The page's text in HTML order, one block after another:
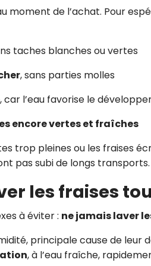
moment de l’achat. Pour
taches blanches ou vertes
, sans parties molles
, car l’eau favorise le
encore vertes et fraîches
trop pleines ou les fraises
pas subi de longs transports.
les fraises
à éviter : ne jamais laver
principale cause de
, à l’eau fraîche,